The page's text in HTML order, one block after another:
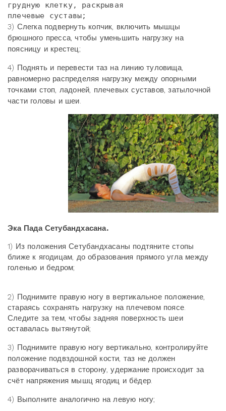
грудную клетку, раскрывая
плечевые суставы;
3) Слегка подвернуть копчик, включить мышцы
брюшного пресса, чтобы уменьшить нагрузку на
поясницу и крестец;
4) Поднять и перевести таз на линию туловища,
равномерно распределяя нагрузку между опорными
точками стоп, ладоней, плечевых суставов, затылочной
части головы и шеи.
Эка Пада Сетубандхасана.
1) Из положения Сетубандхасаны подтяните стопы
ближе к ягодицам, до образования прямого угла между
голенью и бедром;
2) Поднимите правую ногу в вертикальное положение,
стараясь сохранять нагрузку на плечевом поясе.
Следите за тем, чтобы задняя поверхность шеи
оставалась вытянутой;
3) Поднимите правую ногу вертикально, контролируйте
положение подвздошной кости, таз не должен
разворачиваться в сторону, удержание происходит за
счёт напряжения мышц ягодиц и бёдер.
4) Выполните аналогично на левую ногу;